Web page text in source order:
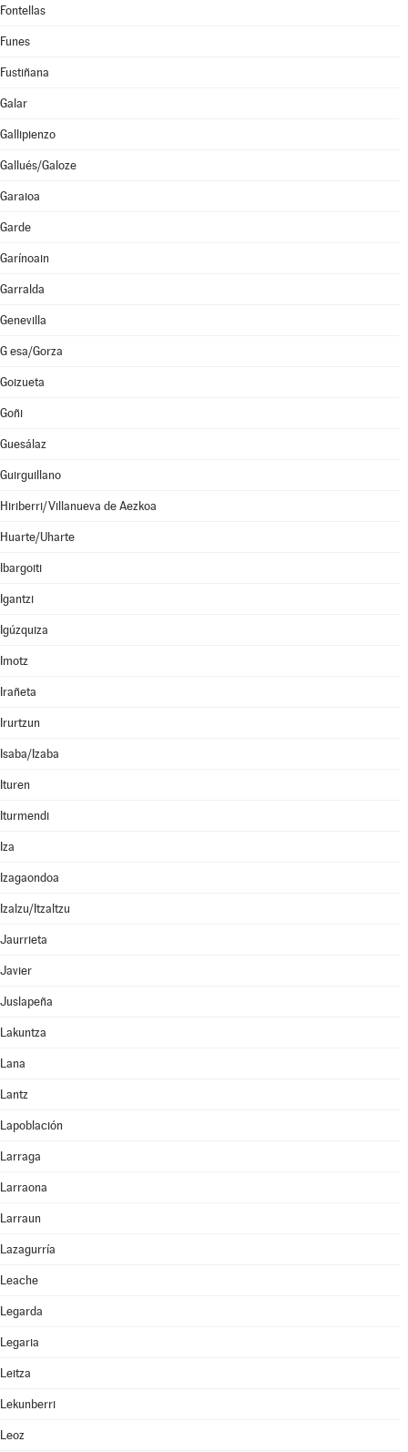
Fontellas
Funes
Fustiñana
Galar
Gallipienzo
Gallués/Galoze
Garaioa
Garde
Garínoain
Garralda
Genevilla
G esa/Gorza
Goizueta
Goñi
Guesálaz
Guirguillano
Hiriberri/Villanueva de Aezkoa
Huarte/Uharte
Ibargoiti
Igantzi
Igúzquiza
Imotz
Irañeta
Irurtzun
Isaba/Izaba
Ituren
Iturmendi
Iza
Izagaondoa
Izalzu/Itzaltzu
Jaurrieta
Javier
Juslapeña
Lakuntza
Lana
Lantz
Lapoblación
Larraga
Larraona
Larraun
Lazagurría
Leache
Legarda
Legaria
Leitza
Lekunberri
Leoz